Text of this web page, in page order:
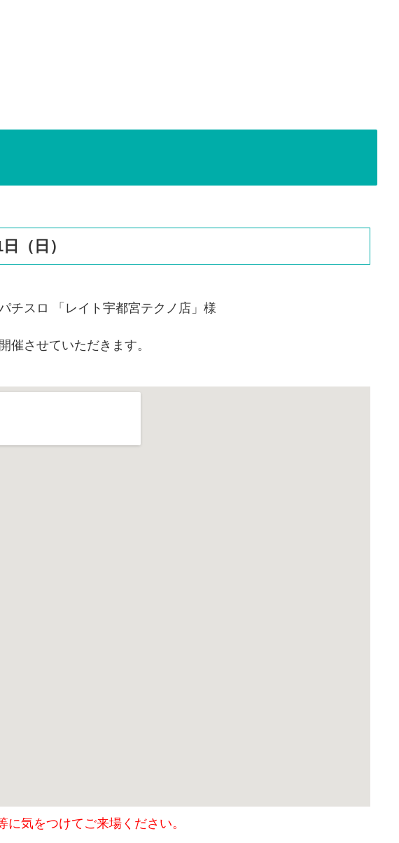
（日）
チスロ 「レイト宇都宮テクノ店」様
催させていただきます。
気をつけてご来場ください。